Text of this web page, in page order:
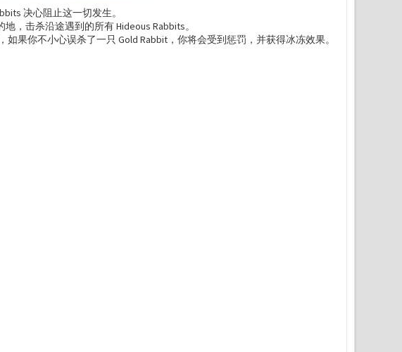
决心阻止这一切发生。
，击杀沿途遇到的所有 Hideous Rabbits。
果你不小心误杀了一只 Gold Rabbit，你将会受到惩罚，并获得冰冻效果。